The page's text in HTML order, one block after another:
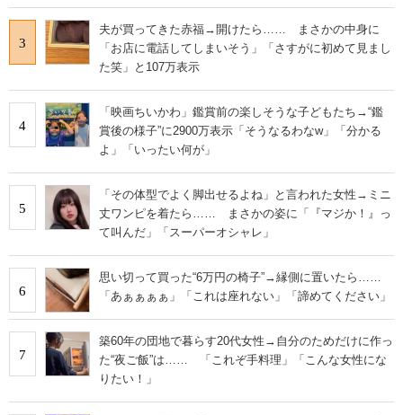
3
夫が買ってきた赤福→開けたら…… まさかの中身に
「お店に電話してしまいそう」「さすがに初めて見まし
た笑」と107万表示
4
「映画ちいかわ」鑑賞前の楽しそうな子どもたち→“鑑
賞後の様子”に2900万表示「そうなるわなw」「分かる
よ」「いったい何が」
5
「その体型でよく脚出せるよね」と言われた女性→ミニ
丈ワンピを着たら…… まさかの姿に「『マジか！』っ
て叫んだ」「スーパーオシャレ」
6
思い切って買った“6万円の椅子”→縁側に置いたら……
「あぁぁぁぁ」「これは座れない」「諦めてください」
7
築60年の団地で暮らす20代女性→自分のためだけに作っ
た“夜ご飯”は…… 「これぞ手料理」「こんな女性にな
りたい！」